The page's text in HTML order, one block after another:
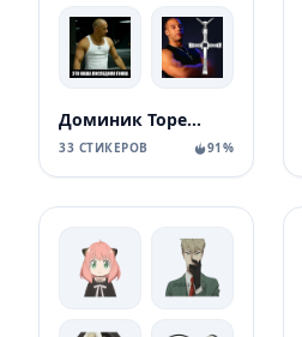
Доминик Торетто
33 СТИКЕРОВ 91%